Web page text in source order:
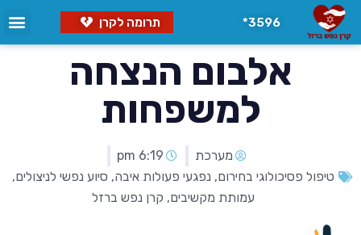
3596* תרומה לקרן
אלבום הנצחה
למשפחות
מערכת
6:19 pm
טיפול פסיכולוגי בחירום,נפגעי פעולות איבה, סיוע נפשי לניצולים,
עמותת מקשיבים, קרן נפש ברזל